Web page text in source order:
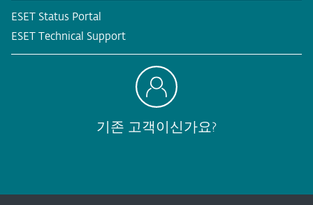
ESET Status Portal
ESET Technical Support
기존 고객이신가요?